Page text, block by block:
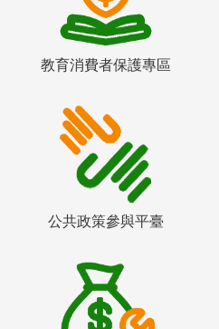
教育消費者保護專區
公共政策參與平臺